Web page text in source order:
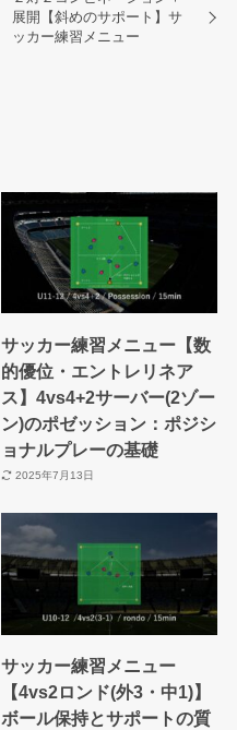
展開【斜めのサポート】サ
ッカー練習メニュー
サッカー練習メニュー【数
的優位・エントレリネア
ス】4vs4+2サーバー(2ゾー
ン)のポゼッション：ポジシ
ョナルプレーの基礎
2025年7月13日
サッカー練習メニュー
【4vs2ロンド(外3・中1)】
ボール保持とサポートの質